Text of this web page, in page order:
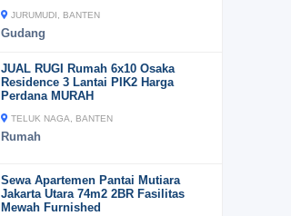
JURUMUDI, BANTEN
Gudang
JUAL RUGI Rumah 6x10 Osaka
Residence 3 Lantai PIK2 Harga
Perdana MURAH
TELUK NAGA, BANTEN
Rumah
Sewa Apartemen Pantai Mutiara
Jakarta Utara 74m2 2BR Fasilitas
Mewah Furnished